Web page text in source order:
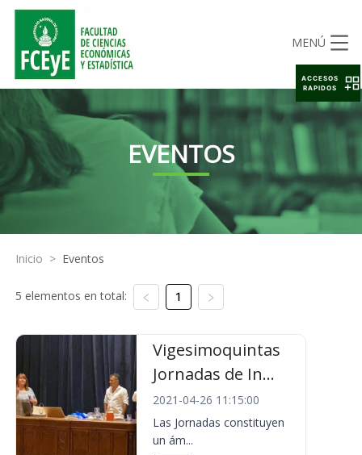
MENÚ
EVENTOS
Inicio > Eventos
5 elementos en total: 1
Vigesimoquintas
Jornadas de In...
2021-04-26 11:15:00
Las Jornadas constituyen
un ám...
ACCESOS
RAPIDOS